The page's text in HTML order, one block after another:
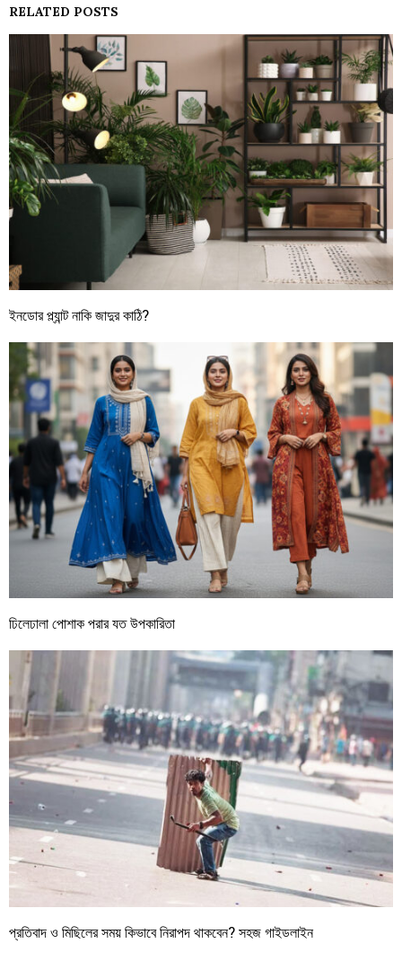
RELATED POSTS
ইনডোর প্ল্যান্ট নাকি জাদুর কাঠি?
ঢিলেঢালা পোশাক পরার যত উপকারিতা
প্রতিবাদ ও মিছিলের সময় কিভাবে নিরাপদ থাকবেন? সহজ গাইডলাইন